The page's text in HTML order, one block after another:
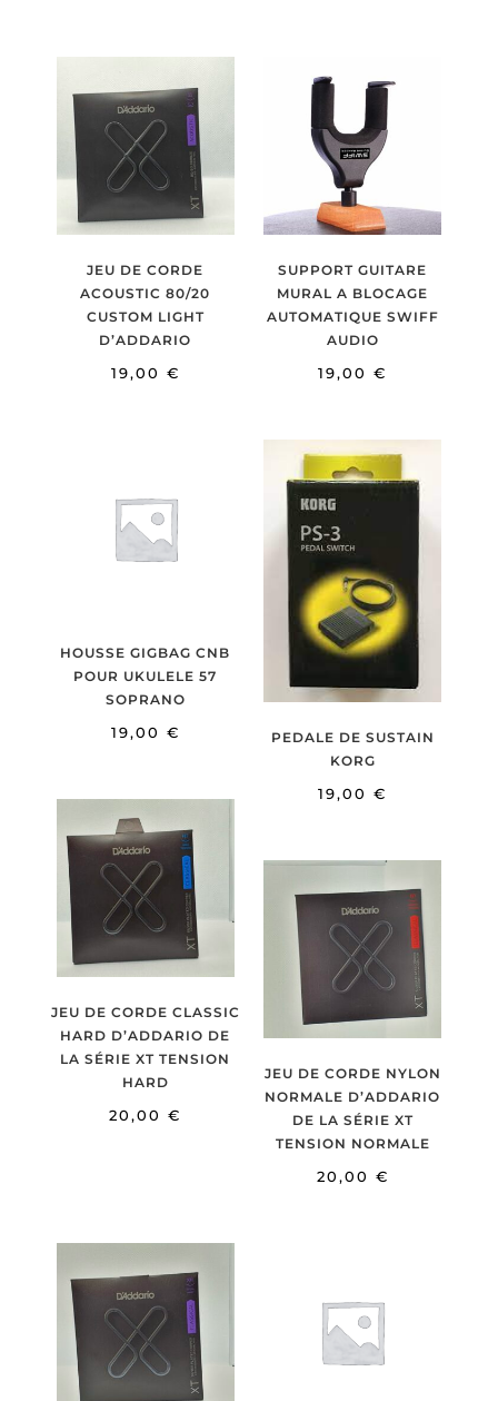
JEU DE CORDE
ACOUSTIC 80/20
CUSTOM LIGHT
D’ADDARIO
19,00 €
SUPPORT GUITARE
MURAL A BLOCAGE
AUTOMATIQUE SWIFF
AUDIO
19,00€
HOUSSE GIGBAG CNB
POUR UKULELE 57
SOPRANO
19,00 €
PEDALE DE SUSTAIN
KORG
19,00€
JEU DE CORDE CLASSIC
HARD D’ADDARIO DE
LA SÉRIE XT TENSION
HARD
20,00€
JEU DE CORDE NYLON
NORMALE D’ADDARIO
DE LA SÉRIE XT
TENSION NORMALE
20,00 €